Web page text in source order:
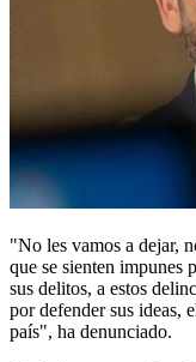
"No les vamos a dejar,
que se sienten impunes
sus delitos, a estos
por defender sus ideas,
país", ha denunciado.